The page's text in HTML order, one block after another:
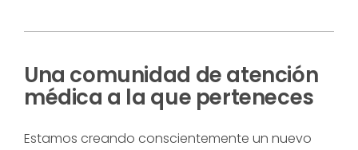
Una comunidad de atención
médica a la que perteneces
Estamos creando conscientemente un nuevo